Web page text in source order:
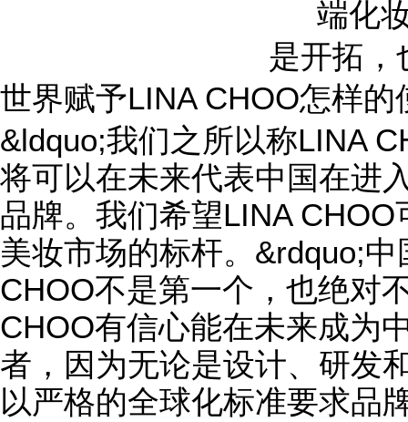
是开拓，
世界赋予LINA CHOO怎样的
&ldquo;我们之所以称LINA
将可以在未来代表中国在进
品牌。我们希望LINA
美妆市场的标杆。&rdquo;
CHOO不是第一个，也绝对
CHOO有信心能在未来成为
者，因为无论是设计、研发
以严格的全球化标准要求品